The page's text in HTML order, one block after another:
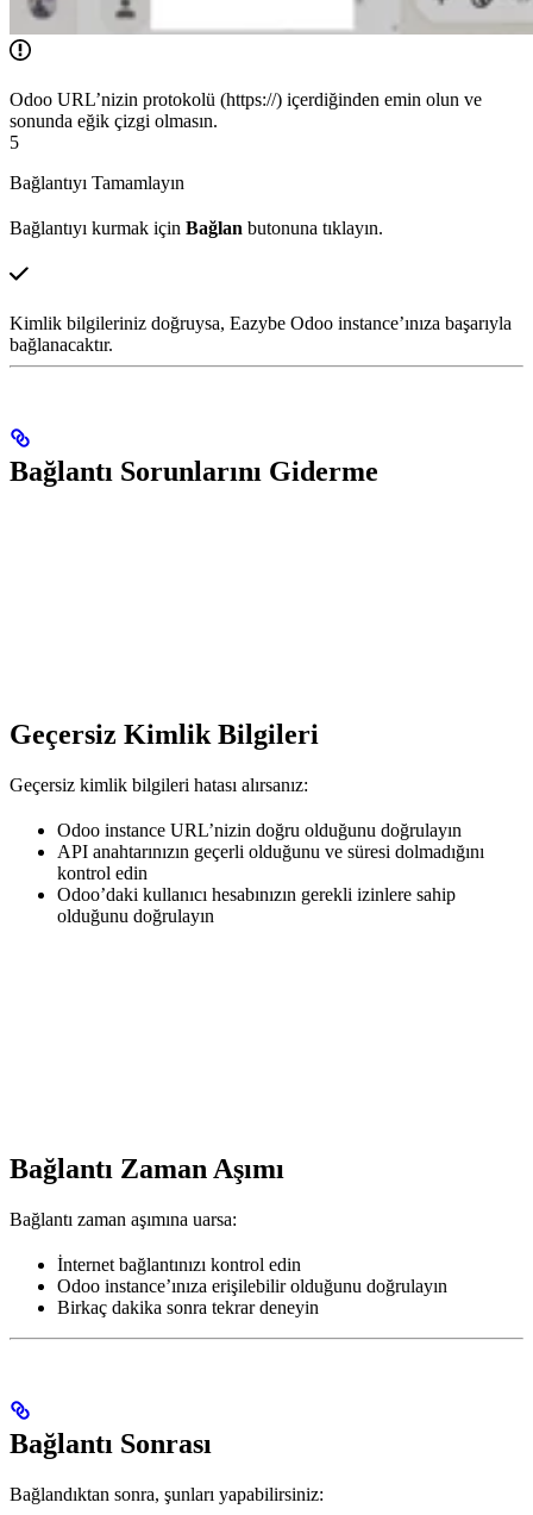
Odoo URL’nizin protokolü (https://) içerdiğinden emin olun ve
sonunda eğik çizgi olmasın.
5
Bağlantıyı Tamamlayın
Bağlantıyı kurmak için Bağlan butonuna tıklayın.
Kimlik bilgileriniz doğruysa, Eazybe Odoo instance’ınıza başarıyla
bağlanacaktır.
Bağlantı Sorunlarını Giderme
Geçersiz Kimlik Bilgileri
Geçersiz kimlik bilgileri hatası alırsanız:
Odoo instance URL’nizin doğru olduğunu doğrulayın
API anahtarınızın geçerli olduğunu ve süresi dolmadığını
kontrol edin
Odoo’daki kullanıcı hesabınızın gerekli izinlere sahip
olduğunu doğrulayın
Bağlantı Zaman Aşımı
Bağlantı zaman aşımına uarsa:
İnternet bağlantınızı kontrol edin
Odoo instance’ınıza erişilebilir olduğunu doğrulayın
Birkaç dakika sonra tekrar deneyin
Bağlantı Sonrası
Bağlandıktan sonra, şunları yapabilirsiniz: